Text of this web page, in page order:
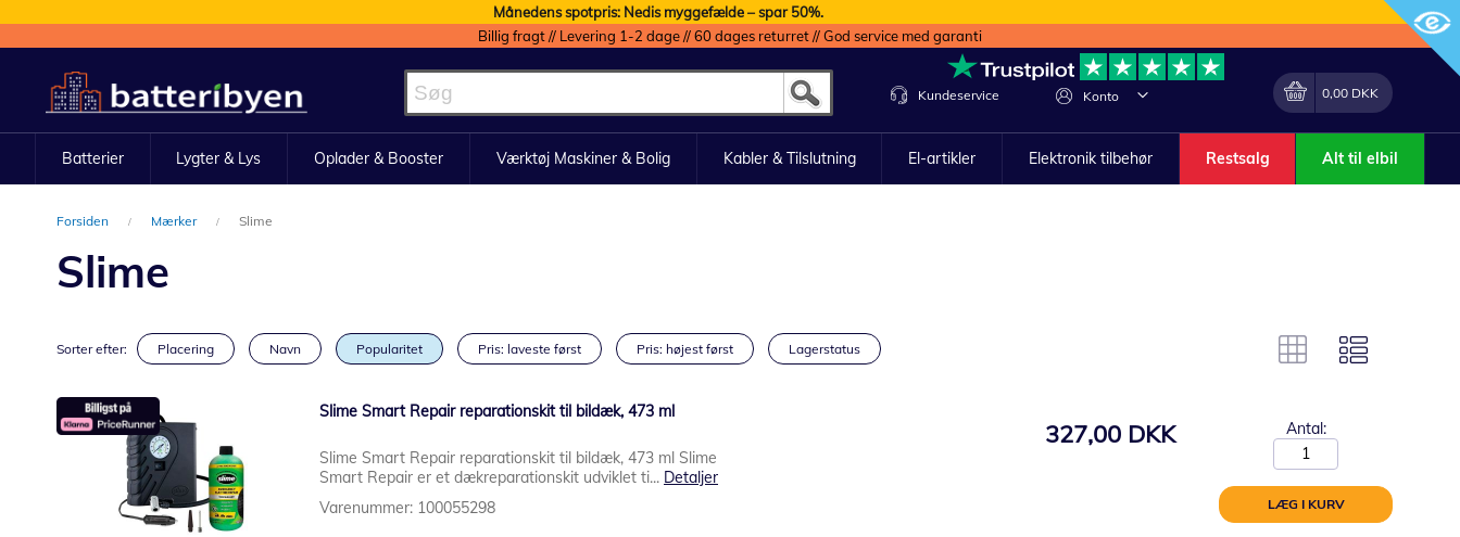
Månedens spotpris: Nedis myggefælde – spar 50%.
Billig fragt // Levering 1-2 dage // 60 dages returret // God service med garanti
to
Content
Konto
Lave
Min indkøbskurv
0,00 DKK
Kundeservice
Batterier Lygter & Lys Oplader & Booster Værktøj Maskiner & Bolig Kabler & Tilslutning El-artikler Elektronik tilbehør Restsalg Alt til elbil
Forsiden Mærker Slime
Slime
Sorter efter: Placering Navn Popularitet Pris: laveste først Pris: højest først Lagerstatus
Slime Smart Repair reparationskit til bildæk, 473 ml
Slime Smart Repair reparationskit til bildæk, 473 ml Slime
Smart Repair er et dækreparationskit udviklet ti... Detaljer
Varenummer: 100055298
327,00 DKK Antal:
LÆG I KURV